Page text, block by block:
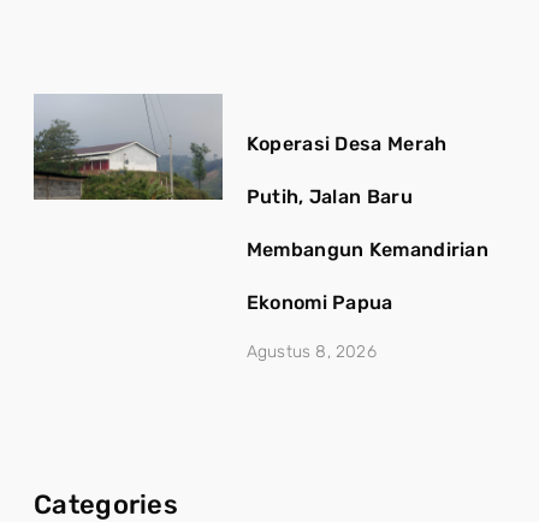
Koperasi Desa Merah
Putih, Jalan Baru
Membangun Kemandirian
Ekonomi Papua
Agustus 8, 2026
Categories